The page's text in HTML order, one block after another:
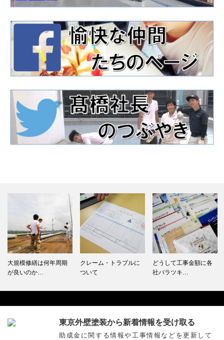
クレーム・トラブルに
ついて
どうして工事金額に各
社バラツキ…
分割払い
Facebook
東京外壁塗装から新着情報を受け取る
助成金に関する情報や工事情報などを更新して